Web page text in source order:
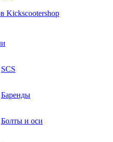
SCS
Баренды
Болты и оси